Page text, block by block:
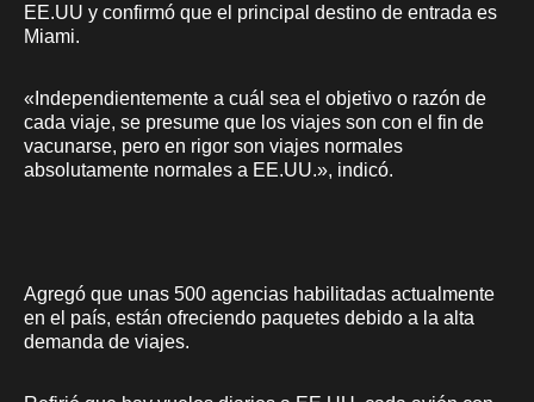
EE.UU y confirmó que el principal destino de entrada es
Miami.
«Independientemente a cuál sea el objetivo o razón de
cada viaje, se presume que los viajes son con el fin de
vacunarse, pero en rigor son viajes normales
absolutamente normales a EE.UU.», indicó.
Agregó que unas 500 agencias habilitadas actualmente
en el país, están ofreciendo paquetes debido a la alta
demanda de viajes.